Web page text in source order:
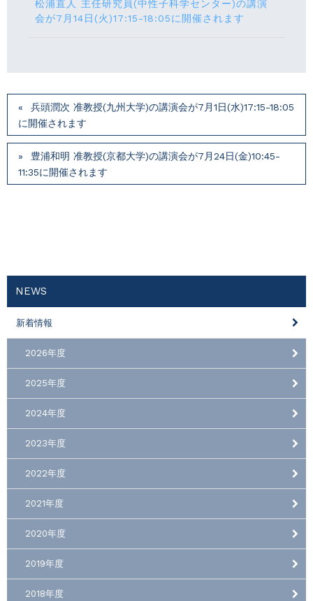
松浦直人 主任研究員(中性子科学センター)の講演
会が7月14⽇(火)17:15-18:05に開催されます
兵頭潤次 准教授(九州大学)の講演会が7月1⽇(水)17:15-18:05
に開催されます
豊浦和明 准教授(京都大学)の講演会が7月24⽇(⾦)10:45-
11:35に開催されます
NEWS
新着情報
2026年度
2025年度
2024年度
2023年度
2022年度
2021年度
2020年度
2019年度
2018年度